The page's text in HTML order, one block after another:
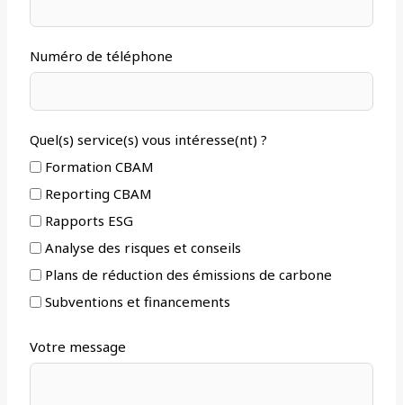
Numéro de téléphone
Quel(s) service(s) vous intéresse(nt) ?
Formation CBAM
Reporting CBAM
Rapports ESG
Analyse des risques et conseils
Plans de réduction des émissions de carbone
Subventions et financements
Votre message